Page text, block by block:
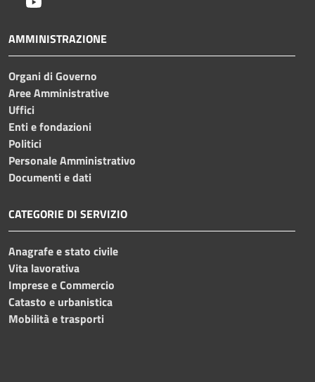
AMMINISTRAZIONE
Organi di Governo
Aree Amministrative
Uffici
Enti e fondazioni
Politici
Personale Amministrativo
Documenti e dati
CATEGORIE DI SERVIZIO
Anagrafe e stato civile
Vita lavorativa
Imprese e Commercio
Catasto e urbanistica
Mobilità e trasporti